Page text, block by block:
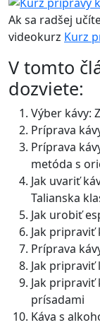
Ak sa radšej
videokurz Kurz
V tomto
dozviete:
Výber kávy:
Príprava
Príprava
metóda s
Jak uvariť
Talianska
Jak urobiť
Jak pripraviť
Príprava
Jak pripraviť
Jak pripraviť
prísadami
Káva s